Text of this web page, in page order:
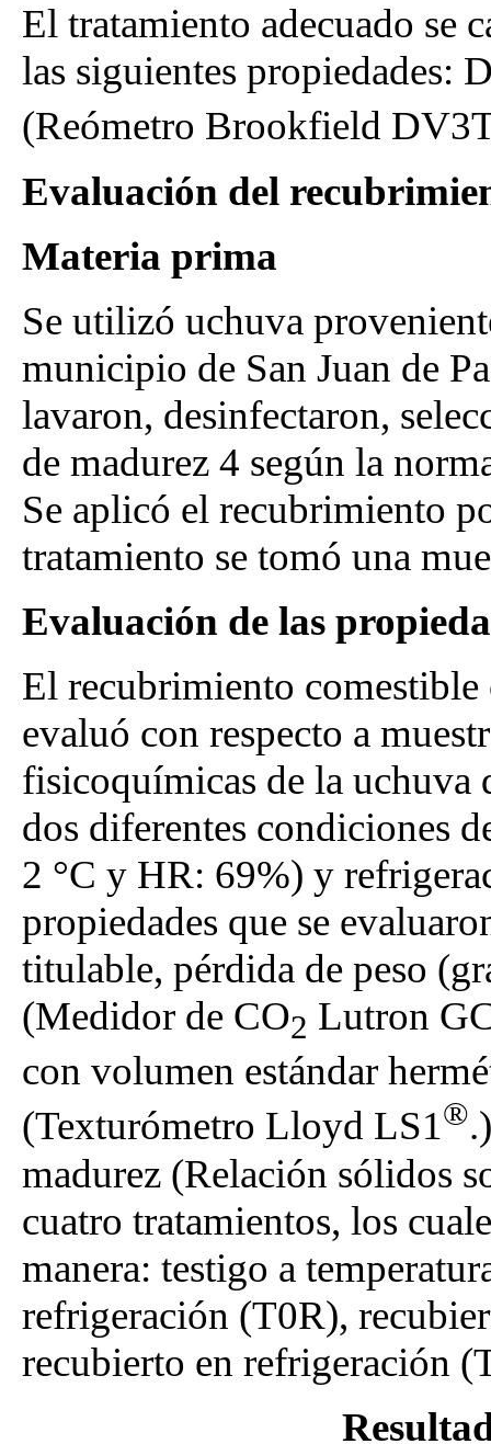
El tratamiento adecuado se
las siguientes propiedades:
(Reómetro Brookfield
Evaluación del
Materia prima
Se utilizó uchuva
municipio de San Juan de
lavaron, desinfectaron,
de madurez 4 según la
Se aplicó el recubrimiento
tratamiento se tomó una
Evaluación de las
El recubrimiento comestible
evaluó con respecto a
fisicoquímicas de la uchuva
dos diferentes condiciones
2 °C y HR: 69%) y
propiedades que se
titulable, pérdida de peso
(Medidor de CO2 Lutron
con volumen estándar
(Texturómetro Lloyd LS1®
madurez (Relación sólidos
cuatro tratamientos, los
manera: testigo a
refrigeración (T0R),
recubierto en refrigeración